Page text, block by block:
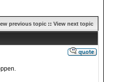
previous topic :: View next topic